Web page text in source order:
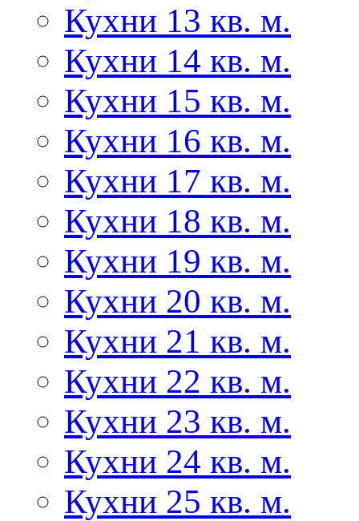
Кухни 13 кв. м.
Кухни 14 кв. м.
Кухни 15 кв. м.
Кухни 16 кв. м.
Кухни 17 кв. м.
Кухни 18 кв. м.
Кухни 19 кв. м.
Кухни 20 кв. м.
Кухни 21 кв. м.
Кухни 22 кв. м.
Кухни 23 кв. м.
Кухни 24 кв. м.
Кухни 25 кв. м.